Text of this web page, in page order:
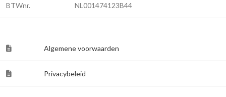
BTWnr. NL001474123B44
Algemene voorwaarden
Privacybeleid